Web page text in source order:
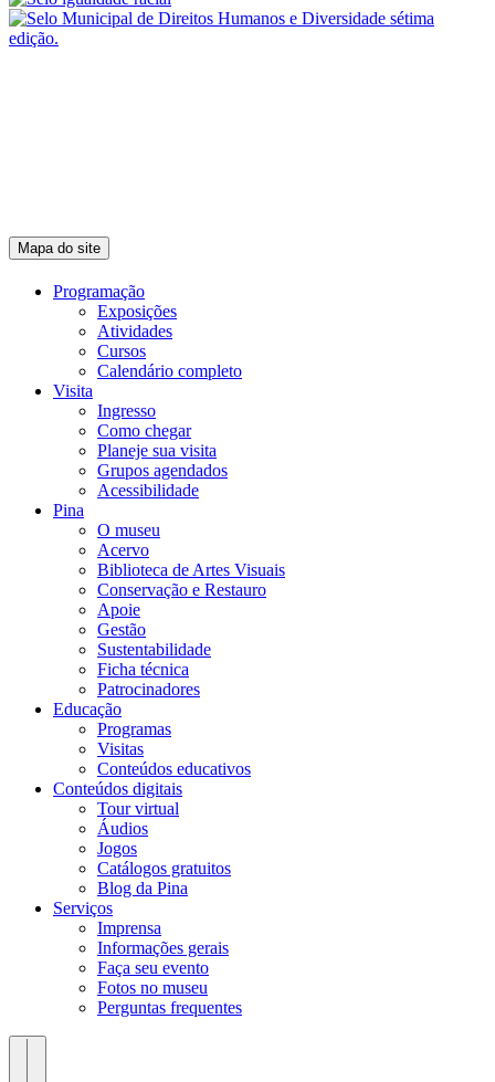
Mapa do site
Programação
Exposições
Atividades
Cursos
Calendário completo
Visita
Ingresso
Como chegar
Planeje sua visita
Grupos agendados
Acessibilidade
Pina
O museu
Acervo
Biblioteca de Artes Visuais
Conservação e Restauro
Apoie
Gestão
Sustentabilidade
Ficha técnica
Patrocinadores
Educação
Programas
Visitas
Conteúdos educativos​
Conteúdos digitais
Tour virtual
Áudios
Jogos
Catálogos gratuitos
Blog da Pina
Serviços
Imprensa
Informações gerais
Faça seu evento
Fotos no museu
Perguntas frequentes